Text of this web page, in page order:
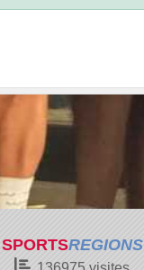
SPORTSREGIONS